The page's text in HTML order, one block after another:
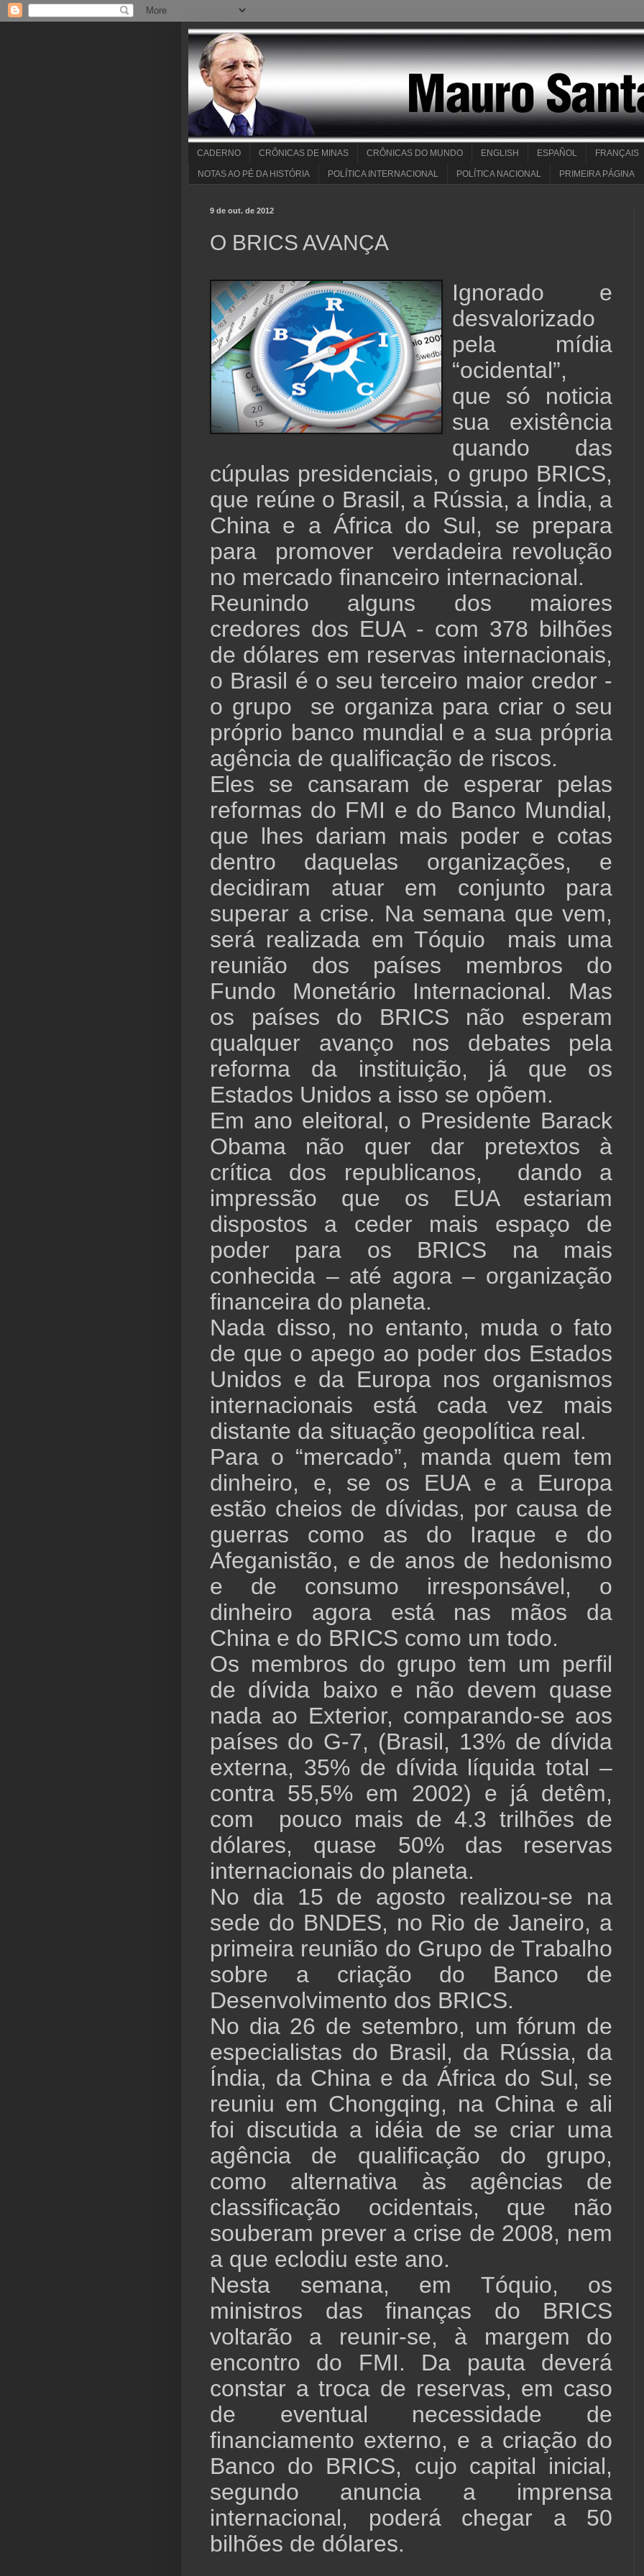
CADERNO CRÔNICAS DE MINAS CRÔNICAS DO MUNDO ENGLISH ESPAÑOL FRANÇAIS
NOTAS AO PÉ DA HISTÓRIA POLÍTICA INTERNACIONAL POLÍTICA NACIONAL PRIMEIRA PÁGINA
9 de out. de 2012
O BRICS AVANÇA
Ignorado e
desvalorizado
pela mídia
“ocidental”,
que só noticia
sua existência
quando das
cúpulas presidenciais, o grupo BRICS,
que reúne o Brasil, a Rússia, a Índia, a
China e a África do Sul, se prepara
para promover verdadeira revolução
no mercado financeiro internacional.
Reunindo alguns dos maiores
credores dos EUA - com 378 bilhões
de dólares em reservas internacionais,
o Brasil é o seu terceiro maior credor -
o grupo se organiza para criar o seu
próprio banco mundial e a sua própria
agência de qualificação de riscos.
Eles se cansaram de esperar pelas
reformas do FMI e do Banco Mundial,
que lhes dariam mais poder e cotas
dentro daquelas organizações, e
decidiram atuar em conjunto para
superar a crise. Na semana que vem,
será realizada em Tóquio mais uma
reunião dos países membros do
Fundo Monetário Internacional. Mas
os países do BRICS não esperam
qualquer avanço nos debates pela
reforma da instituição, já que os
Estados Unidos a isso se opõem.
Em ano eleitoral, o Presidente Barack
Obama não quer dar pretextos à
crítica dos republicanos, dando a
impressão que os EUA estariam
dispostos a ceder mais espaço de
poder para os BRICS na mais
conhecida – até agora – organização
financeira do planeta.
Nada disso, no entanto, muda o fato
de que o apego ao poder dos Estados
Unidos e da Europa nos organismos
internacionais está cada vez mais
distante da situação geopolítica real.
Para o “mercado”, manda quem tem
dinheiro, e, se os EUA e a Europa
estão cheios de dívidas, por causa de
guerras como as do Iraque e do
Afeganistão, e de anos de hedonismo
e de consumo irresponsável, o
dinheiro agora está nas mãos da
China e do BRICS como um todo.
Os membros do grupo tem um perfil
de dívida baixo e não devem quase
nada ao Exterior, comparando-se aos
países do G-7, (Brasil, 13% de dívida
externa, 35% de dívida líquida total –
contra 55,5% em 2002) e já detêm,
com pouco mais de 4.3 trilhões de
dólares, quase 50% das reservas
internacionais do planeta.
No dia 15 de agosto realizou-se na
sede do BNDES, no Rio de Janeiro, a
primeira reunião do Grupo de Trabalho
sobre a criação do Banco de
Desenvolvimento dos BRICS.
No dia 26 de setembro, um fórum de
especialistas do Brasil, da Rússia, da
Índia, da China e da África do Sul, se
reuniu em Chongqing, na China e ali
foi discutida a idéia de se criar uma
agência de qualificação do grupo,
como alternativa às agências de
classificação ocidentais, que não
souberam prever a crise de 2008, nem
a que eclodiu este ano.
Nesta semana, em Tóquio, os
ministros das finanças do BRICS
voltarão a reunir-se, à margem do
encontro do FMI. Da pauta deverá
constar a troca de reservas, em caso
de eventual necessidade de
financiamento externo, e a criação do
Banco do BRICS, cujo capital inicial,
segundo anuncia a imprensa
internacional, poderá chegar a 50
bilhões de dólares.